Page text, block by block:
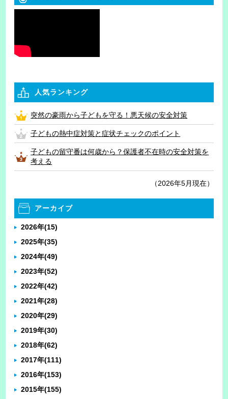
人気ランキング
突然の豪雨から子どもを守る！悪天候の安全対策
子どもの熱中症対策と症状チェックのポイント
子どもの留守番は何歳から？保護者不在時の安全対策を
考える
（2026年5月現在）
アーカイブ
2026年(15)
2025年(35)
2024年(49)
2023年(52)
2022年(42)
2021年(28)
2020年(29)
2019年(30)
2018年(62)
2017年(111)
2016年(153)
2015年(155)